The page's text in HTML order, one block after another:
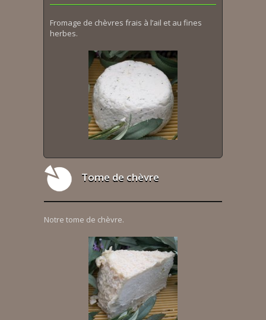
Fromage de chèvres frais à l’ail et au fines
herbes.
Tome de chèvre
Notre tome de chèvre.